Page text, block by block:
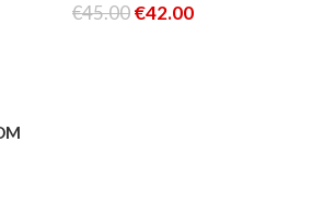
€45.00€42.00